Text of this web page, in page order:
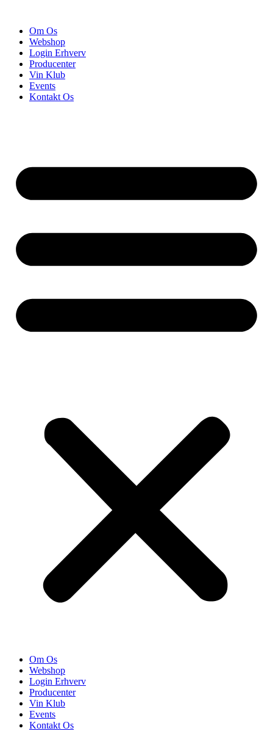
indholdOm Os
Webshop
Login Erhverv
Producenter
Vin Klub
Events
Kontakt Os
Om Os
Webshop
Login Erhverv
Producenter
Vin Klub
Events
Kontakt Os